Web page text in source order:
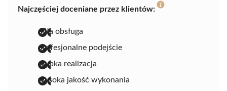
Najczęściej doceniane przez klientów:
miła obsługa
profesjonalne podejście
szybka realizacja
wysoka jakość wykonania